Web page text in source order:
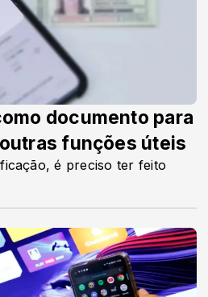
documento para
funções úteis
é preciso ter feito